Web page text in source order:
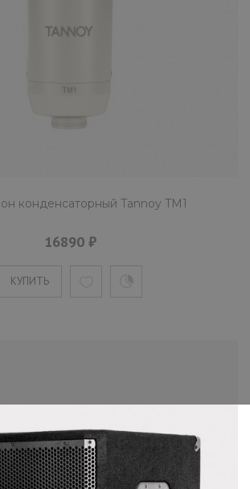
конденсаторный Tannoy TM1
16890 ₽
КУПИТЬ